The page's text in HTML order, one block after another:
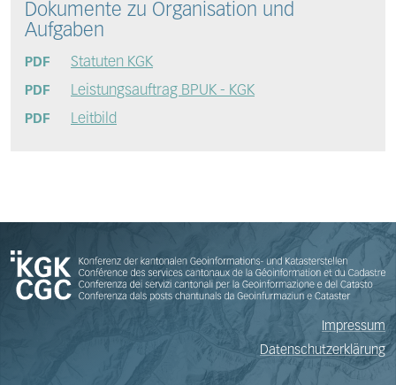
Dokumente zu Organisation und
Aufgaben
PDF Statuten KGK
PDF Leistungsauftrag BPUK - KGK
PDF Leitbild
Impressum
Datenschutzerklärung